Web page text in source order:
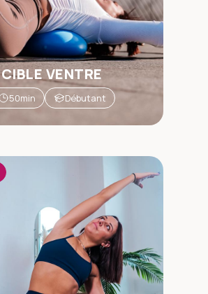
CIBLE VENTRE
50min Débutant